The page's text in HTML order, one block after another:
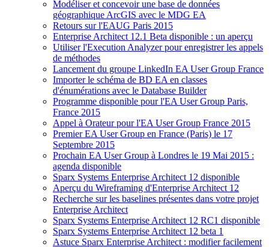
Modéliser et concevoir une base de données
géographique ArcGIS avec le MDG EA
Retours sur l'EAUG Paris 2015
Enterprise Architect 12.1 Beta disponible : un aperçu
Utiliser l'Execution Analyzer pour enregistrer les appels
de méthodes
Lancement du groupe LinkedIn EA User Group France
Importer le schéma de BD EA en classes
d'énumérations avec le Database Builder
Programme disponible pour l'EA User Group Paris,
France 2015
Appel à Orateur pour l'EA User Group France 2015
Premier EA User Group en France (Paris) le 17
Septembre 2015
Prochain EA User Group à Londres le 19 Mai 2015 :
agenda disponible
Sparx Systems Enterprise Architect 12 disponible
Aperçu du Wireframing d'Enterprise Architect 12
Recherche sur les baselines présentes dans votre projet
Enterprise Architect
Sparx Systems Enterprise Architect 12 RC1 disponible
Sparx Systems Enterprise Architect 12 beta 1
Astuce Sparx Enterprise Architect : modifier facilement